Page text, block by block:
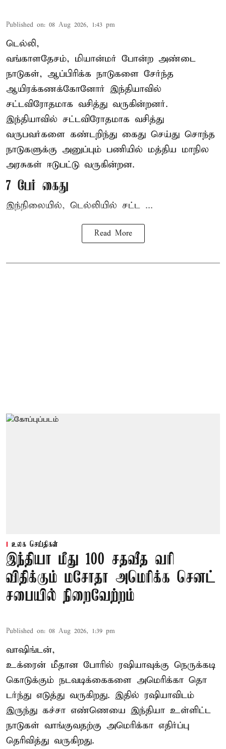
Published on: 08 Aug 2026, 1:43 pm
டெல்லி,
வங்காளதேசம், மியான்மர் போன்ற அண்டை
நாடுகள், ஆப்பிரிக்க நாடுகளை சேர்ந்த
ஆயிரக்கணக்கோனோர் இந்தியாவில்
சட்டவிரோதமாக வசித்து வருகின்றனர்.
இந்தியாவில் சட்டவிரோதமாக வசித்து
வருபவர்களை கண்டறிந்து கைது செய்து சொந்த
நாடுகளுக்கு அனுப்பும் பணியில் மத்திய மாநில
அரசுகள் ஈடுபட்டு வருகின்றன.
7 பேர் கைது
இந்நிலையில், டெல்லியில் சட்ட ...
Read More
உலக செய்திகள்
இந்தியா மீது 100 சதவீத வரி
விதிக்கும் மசோதா அமெரிக்க செனட்
சபையில் நிறைவேற்றம்
Published on: 08 Aug 2026, 1:39 pm
வாஷிங்டன்,
உக்ரைன் மீதான போரில் ரஷியாவுக்கு நெருக்கடி
கொடுக்கும் நடவடிக்கைகளை அமெரிக்கா தொ
டர்ந்து எடுத்து வருகிறது. இதில் ரஷியாவிடம்
இருந்து கச்சா எண்ணெயை இந்தியா உள்ளிட்ட
நாடுகள் வாங்குவதற்கு அமெரிக்கா எதிர்ப்பு
தெரிவித்து வருகிறது.